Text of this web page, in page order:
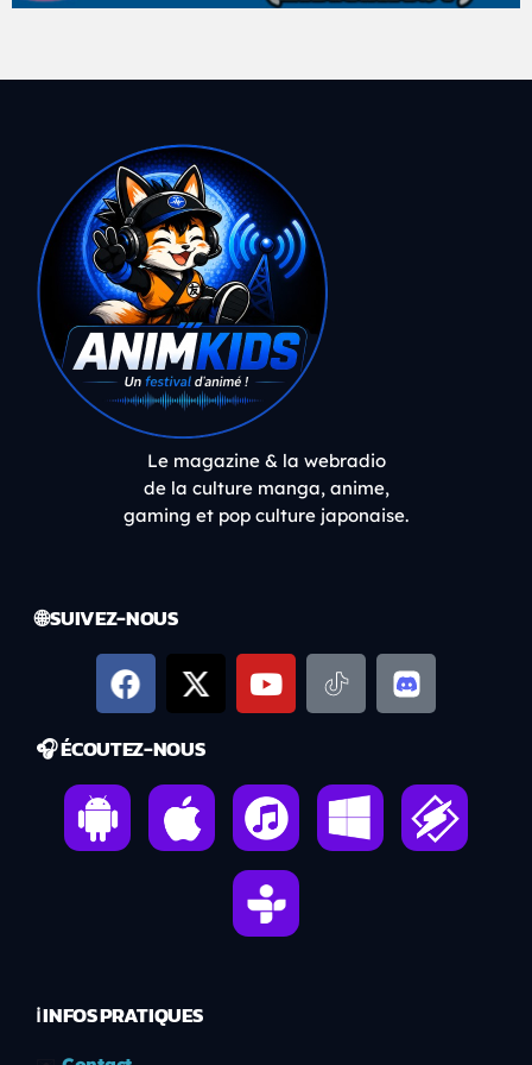
Le magazine & la webradio
de la culture manga, anime,
gaming et pop culture japonaise.
🌐 SUIVEZ-NOUS
🎧 ÉCOUTEZ-NOUS
ℹ️ INFOS PRATIQUES